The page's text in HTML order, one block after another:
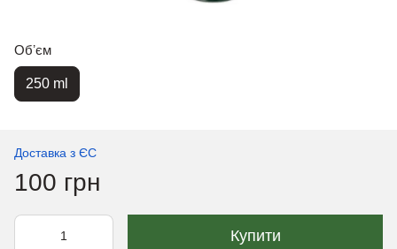
Обʼєм
250 ml
Доставка з ЄС
100 грн
Купити